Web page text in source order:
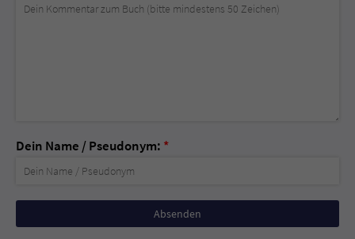
Dein Name / Pseudonym: *
Nicht
ausfüllen!